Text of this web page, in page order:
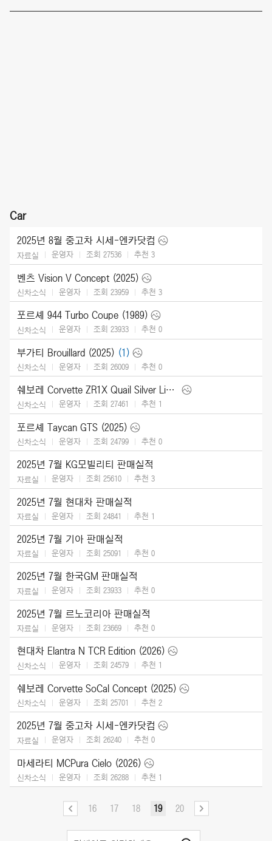
Car
2025년 8월 중고차 시세-엔카닷컴
자료실 운영자 조회 27536 추천 3
벤츠 Vision V Concept (2025)
신차소식 운영자 조회 23959 추천 3
포르셰 944 Turbo Coupe (1989)
신차소식 운영자 조회 23933 추천 0
부가티 Brouillard (2025) (1)
신차소식 운영자 조회 26009 추천 0
쉐보레 Corvette ZR1X Quail Silver Limited Edition (2026)
신차소식 운영자 조회 27461 추천 1
포르셰 Taycan GTS (2025)
신차소식 운영자 조회 24799 추천 0
2025년 7월 KG모빌리티 판매실적
자료실 운영자 조회 25610 추천 3
2025년 7월 현대차 판매실적
자료실 운영자 조회 24841 추천 1
2025년 7월 기아 판매실적
자료실 운영자 조회 25091 추천 0
2025년 7월 한국GM 판매실적
자료실 운영자 조회 23933 추천 0
2025년 7월 르노코리아 판매실적
자료실 운영자 조회 23669 추천 0
현대차 Elantra N TCR Edition (2026)
신차소식 운영자 조회 24579 추천 1
쉐보레 Corvette SoCal Concept (2025)
신차소식 운영자 조회 25701 추천 2
2025년 7월 중고차 시세-엔카닷컴
자료실 운영자 조회 26240 추천 0
마세라티 MCPura Cielo (2026)
신차소식 운영자 조회 26288 추천 1
16 17 18 19 20